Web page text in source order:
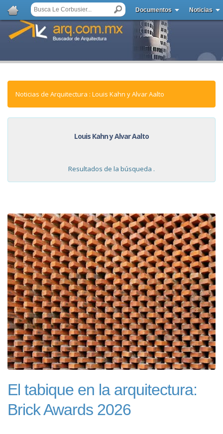
Documentos Noticias
Noticias de Arquitectura : Louis Kahn y Alvar Aalto
Louis Kahn y Alvar Aalto
Resultados de la búsqueda .
El tabique en la arquitectura:
Brick Awards 2026